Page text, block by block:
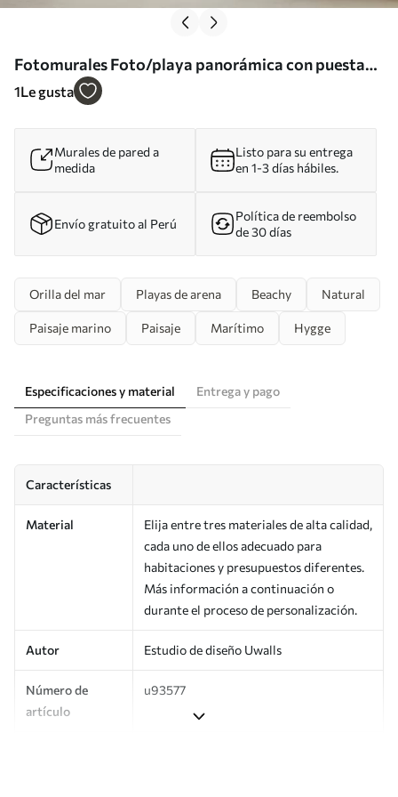
Fotomurales Foto/playa panorámica con puesta
de sol Nr. u93577
1Le gusta
Murales de pared a
medida
Listo para su entrega
en 1-3 días hábiles.
Envío gratuito al Perú
Política de reembolso
de 30 días
Orilla del mar Playas de arena Beachy Natural
Paisaje marino Paisaje Marítimo Hygge
Especificaciones y material
Entrega y pago
Preguntas más frecuentes
Características
Material
Elija entre tres materiales de alta calidad,
cada uno de ellos adecuado para
habitaciones y presupuestos diferentes.
Más información a continuación o
durante el proceso de personalización.
Autor Estudio de diseño Uwalls
Número de
artículo
u93577